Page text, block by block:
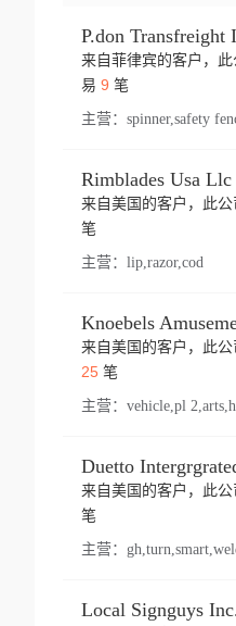
来自菲律宾的客户，
易 9 笔
主营：
Rimblades Usa Llc
来自美国的客户，此
笔
主营： lip,razor,cod
来自美国的客户，此
25笔
主营：
来自美国的客户，此
笔
主营：
Local Signguys